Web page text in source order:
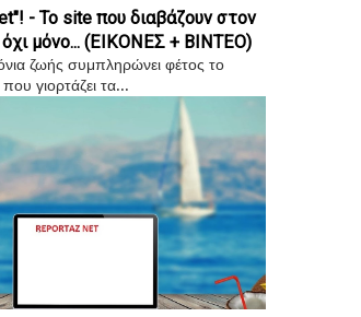
- Το site που διαβάζουν στον
όχι μόνο... (ΕΙΚΟΝΕΣ + ΒΙΝΤΕΟ)
ζωής συμπληρώνει φέτος το
γιορτάζει τα...